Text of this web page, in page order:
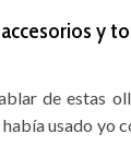
y
de estas
usado yo